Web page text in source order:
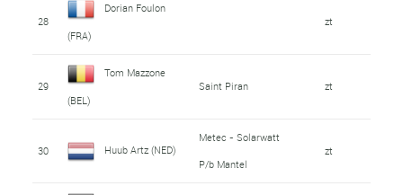
28
Dorian Foulon
(FRA)
zt
29
Tom Mazzone
(BEL)
Saint Piran zt
30 Huub Artz (NED)
Metec - Solarwatt
P/b Mantel
zt